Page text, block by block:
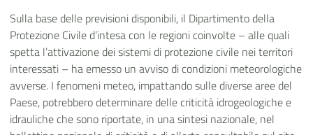
Sulla base delle previsioni disponibili, il Dipartimento della
Protezione Civile d’intesa con le regioni coinvolte – alle quali
spetta l’attivazione dei sistemi di protezione civile nei territori
interessati – ha emesso un avviso di condizioni meteorologiche
avverse. I fenomeni meteo, impattando sulle diverse aree del
Paese, potrebbero determinare delle criticità idrogeologiche e
idrauliche che sono riportate, in una sintesi nazionale, nel